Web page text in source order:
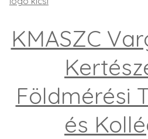
KMASZC
Földmérési
és